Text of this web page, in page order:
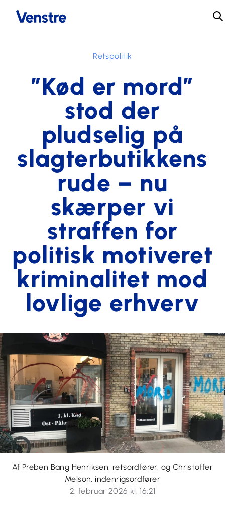
Retspolitik
”Kød er mord”
stod der
pludselig på
slagterbutikkens
rude – nu
skærper vi
straffen for
politisk motiveret
kriminalitet mod
lovlige erhverv
Af Preben Bang Henriksen, retsordfører, og Christoffer
Melson, indenrigsordfører
2. februar 2026 kl. 16:21